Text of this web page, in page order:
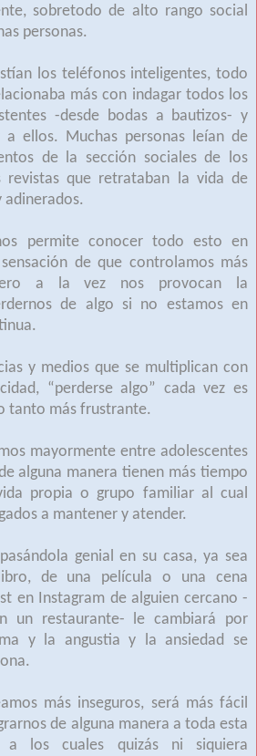
sobretodo de alto rango social
personas.
los teléfonos inteligentes, todo
más con indagar todos los
-desde bodas a bautizos- y
ellos. Muchas personas leían de
de la sección sociales de los
revistas que retrataban la vida de
adinerados.
permite conocer todo esto en
de que controlamos más
a la vez nos provocan la
de algo si no estamos en
y medios que se multiplican con
“perderse algo” cada vez es
tanto más frustrante.
mayormente entre adolescentes
alguna manera tienen más tiempo
propia o grupo familiar al cual
a mantener y atender.
genial en su casa, ya sea
de una película o una cena
en Instagram de alguien cercano -
un restaurante- le cambiará por
y la angustia y la ansiedad se
más inseguros, será más fácil
de alguna manera a toda esta
a los cuales quizás ni siquiera